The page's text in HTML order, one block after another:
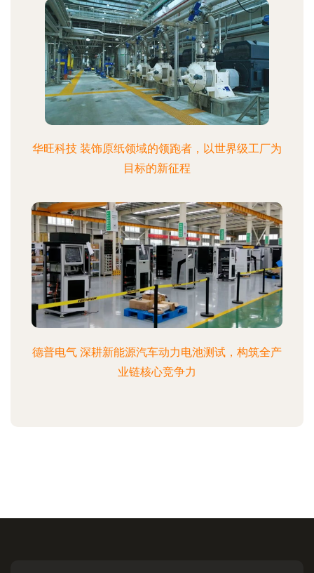
华旺科技 装饰原纸领域的领跑者，以世界级工厂为
目标的新征程
德普电气 深耕新能源汽车动力电池测试，构筑全产
业链核心竞争力